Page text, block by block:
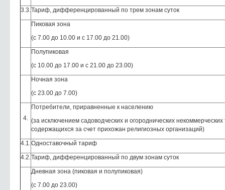
3.3.Тариф, дифференцированный по трем зонам суток
Пиковая зона
(с 7.00 до 10.00 и с 17.00 до 21.00)
Полупиковая
(с 10.00 до 17.00 и с 21.00 до 23.00)
Ночная зона
(с 23.00 до 7.00)
4.
Потребители, приравненные к населению
(за исключением садоводческих и огороднических
содержащихся за счет прихожан религиозных организаций)
4.1.Одноставочный тариф
4.2.Тариф, дифференцированный по двум зонам суток
Дневная зона (пиковая и полупиковая)
(с 7.00 до 23.00)